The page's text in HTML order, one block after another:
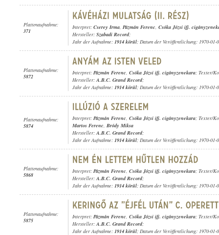
Plattenaufnahme:
371
Interpret: Cserey Irma, Pázmán Ferenc, Csóka Józsi ifj.
Hersteller: Szabadi Record;
Jahr der Aufnahme: 1914 körül; Datum der Veröffentlichung: 1970-01-
Plattenaufnahme:
5872
Interpret: Pázmán Ferenc, Csóka Józsi ifj. cigányzenekara; Texter/
Hersteller:A.B.C. Grand Record;
Jahr der Aufnahme: 1914 körül; Datum der Veröffentlichung: 1970-01-
Plattenaufnahme:
5874
Interpret: Pázmán Ferenc, Csóka Józsi ifj. cigányzenekara; Texter/
Martos Ferenc, Bródy Miksa
Hersteller:A.B.C. Grand Record;
Jahr der Aufnahme: 1914 körül; Datum der Veröffentlichung: 1970-01-
Plattenaufnahme:
5868
Interpret: Pázmán Ferenc, Csóka Józsi ifj. cigányzenekara; Texter/
Hersteller:A.B.C. Grand Record;
Jahr der Aufnahme: 1914 körül; Datum der Veröffentlichung: 1970-01-
Plattenaufnahme:
5875
Interpret: Pázmán Ferenc, Csóka Józsi ifj. cigányzenekara; Texter/
Hersteller:A.B.C. Grand Record;
Jahr der Aufnahme: 1914 körül; Datum der Veröffentlichung: 1970-01-